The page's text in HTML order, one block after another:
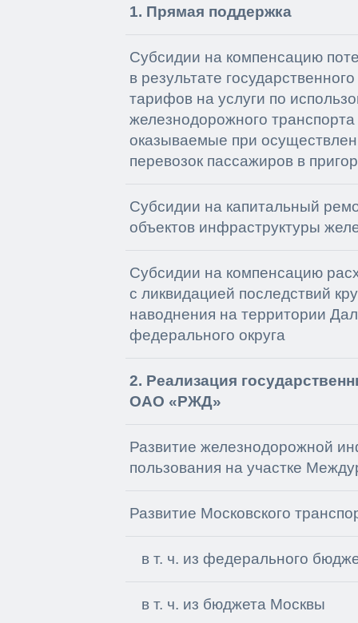
1. Прямая поддержка
Субсидии на компенсацию
в результате
тарифов на услуги по
железнодорожного
оказываемые при
перевозок пассажиров в
Субсидии на капитальный
объектов инфраструктуры
Субсидии на компенсацию
с ликвидацией последствий
наводнения на территории
федерального округа
2. Реализация
ОАО «РЖД»
Развитие железнодорожной
пользования на участке
Развитие Московского
в т. ч. из федерального
в т. ч. из бюджета Москвы